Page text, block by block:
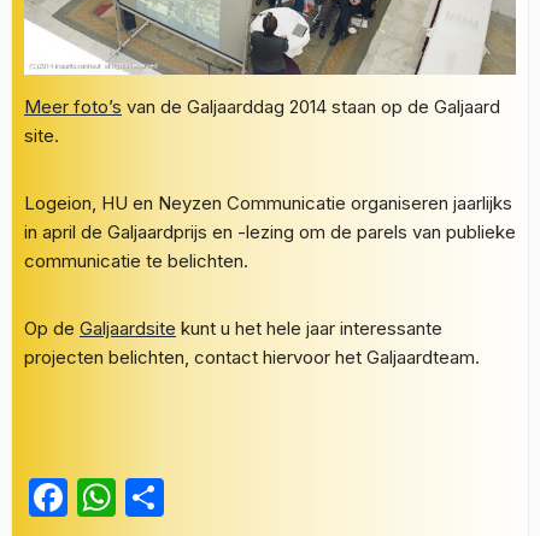
Galjaard 2014 – Historische zaal in gemeentehuis van Utrecht
Galjaard 2014 – Lezing Annemarie Jorritsma
Galjaard 2014 – discussie nav de lezing en presentaties
Galjaard 2014 – de prijs
Galjaard 2014 – RWS wint de publieksprijs 2014
Meer foto’s van de Galjaarddag 2014 staan op de Galjaard
site.
Logeion, HU en Neyzen Communicatie organiseren jaarlijks
in april de Galjaardprijs en -lezing om de parels van publieke
communicatie te belichten.
Op de Galjaardsite kunt u het hele jaar interessante
projecten belichten, contact hiervoor het Galjaardteam.
Facebook
WhatsApp